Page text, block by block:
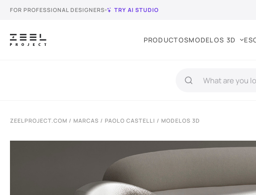
FOR PROFESSIONAL DESIGNERS TRY AI STUDIO
PRODUCTOSMODELOS 3D
ZEELPROJECT.COM / MARCAS / PAOLO CASTELLI / MODELOS 3D